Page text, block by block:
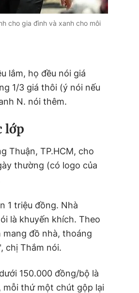
cho gia đình và xanh cho môi
lắm, họ đều nói giá
1/3 giá thôi (ý nói nếu
N. nói thêm.
lớp
Thuận, TP.HCM, cho
thường (có logo của
1 triệu đồng. Nhà
là khuyến khích. Theo
đồ nhà, thoáng
chị Thắm nói.
150.000 đồng/bộ là
mỗi thứ một chút gộp lại